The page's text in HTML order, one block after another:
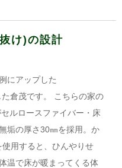
け)の設計
にアップした
倉茂です。 こちらの家の
ルロースファイバー・床
垢の厚さ30㎜を採用。か
用すると、ひんやりせ
温で床が暖まってくる体